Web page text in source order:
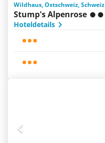
Wildhaus, Ostschweiz, Schweiz
Stump's Alpenrose
Hoteldetails